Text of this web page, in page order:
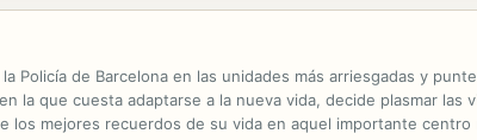
Policía de Barcelona en las unidades más arriesgadas y
la que cuesta adaptarse a la nueva vida, decide plasmar
los mejores recuerdos de su vida en aquel importante